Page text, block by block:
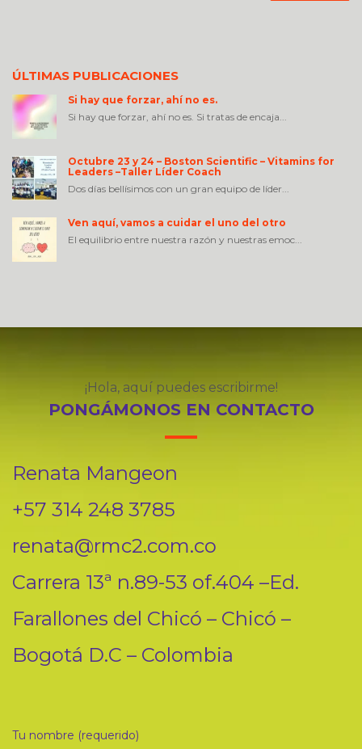
ÚLTIMAS PUBLICACIONES
Si hay que forzar, ahí no es.
Si hay que forzar, ahí no es. Si tratas de encaja...
Octubre 23 y 24 – Boston Scientific – Vitamins for
Leaders –Taller Líder Coach
Dos días bellísimos con un gran equipo de líder...
Ven aquí, vamos a cuidar el uno del otro
El equilibrio entre nuestra razón y nuestras emoc...
¡Hola, aquí puedes escribirme!
PONGÁMONOS EN CONTACTO
Renata Mangeon
+57 314 248 3785
renata@rmc2.com.co
Carrera 13ª n.89-53 of.404 –Ed.
Farallones del Chicó – Chicó –
Bogotá D.C – Colombia
Tu nombre (requerido)